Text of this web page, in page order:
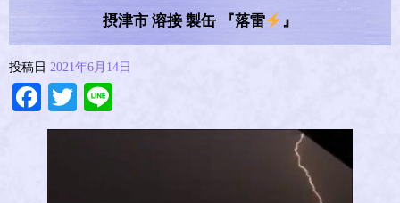
摂津市 溶接 製缶 『落雷 』
投稿日 2021年6月14日
Facebook
Twitter